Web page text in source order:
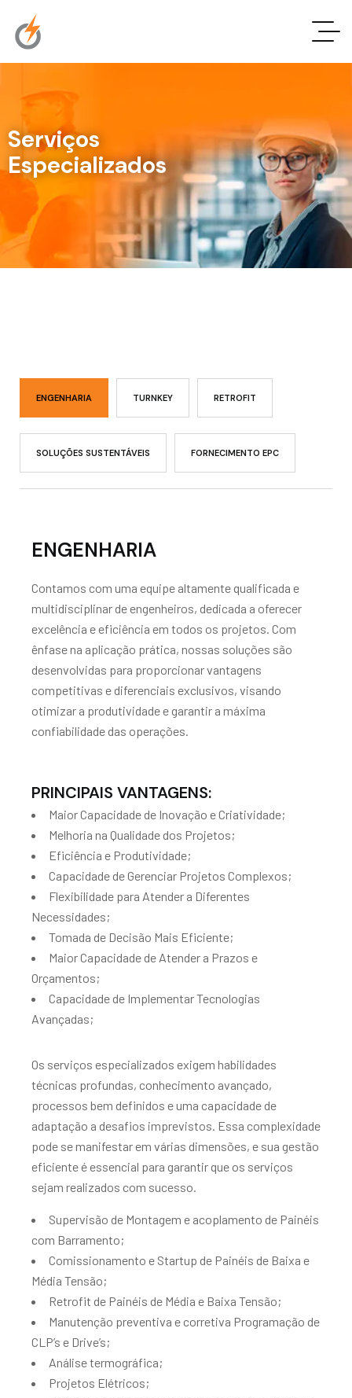
Serviços
Especializados
ENGENHARIA TURNKEY RETROFIT
SOLUÇÕES SUSTENTÁVEIS FORNECIMENTO EPC
ENGENHARIA
Contamos com uma equipe altamente qualificada e
multidisciplinar de engenheiros, dedicada a oferecer
excelência e eficiência em todos os projetos. Com
ênfase na aplicação prática, nossas soluções são
desenvolvidas para proporcionar vantagens
competitivas e diferenciais exclusivos, visando
otimizar a produtividade e garantir a máxima
confiabilidade das operações.
PRINCIPAIS VANTAGENS:
Maior Capacidade de Inovação e Criatividade;
Melhoria na Qualidade dos Projetos;
Eficiência e Produtividade;
Capacidade de Gerenciar Projetos Complexos;
Flexibilidade para Atender a Diferentes
Necessidades;
Tomada de Decisão Mais Eficiente;
Maior Capacidade de Atender a Prazos e
Orçamentos;
Capacidade de Implementar Tecnologias
Avançadas;
Os serviços especializados exigem habilidades
técnicas profundas, conhecimento avançado,
processos bem definidos e uma capacidade de
adaptação a desafios imprevistos. Essa complexidade
pode se manifestar em várias dimensões, e sua gestão
eficiente é essencial para garantir que os serviços
sejam realizados com sucesso.
Supervisão de Montagem e acoplamento de Painéis
com Barramento;
Comissionamento e Startup de Painéis de Baixa e
Média Tensão;
Retrofit de Painéis de Média e Baixa Tensão;
Manutenção preventiva e corretiva Programação de
CLP’s e Drive’s;
Análise termográfica;
Projetos Elétricos;